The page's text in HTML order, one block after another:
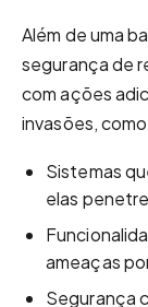
Além de uma
segurança de
com ações
invasões,
Sistemas
elas
ameaças
Segurança